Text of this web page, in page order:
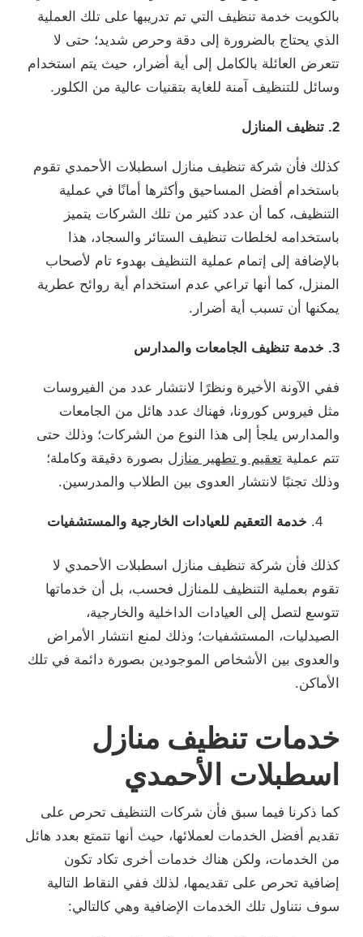
بالكويت خدمة تنظيف التي تم تدريبها على تلك العملية
الذي يحتاج بالضرورة إلى دقة وحرص شديد؛ حتى لا
تتعرض العائلة بالكامل إلى أية أضرار، حيث يتم استخدام
وسائل للتنظيف آمنة للغاية بتقنيات عالية من الكلور.
2. تنظيف المنازل
كذلك فأن شركة تنظيف منازل اسطبلات الأحمدي تقوم
باستخدام أفضل المساحيق وأكثرها أمانًا في عملية
التنظيف، كما أن عدد كثير من تلك الشركات يتميز
باستخدامه لخلطات تنظيف الستائر والسجاد، هذا
بالإضافة إلى إتمام عملية التنظيف بهدوء تام لأصحاب
المنزل، كما أنها تراعي عدم استخدام أية روائح عطرية
يمكنها أن تسبب أية أضرار.
3. خدمة تنظيف الجامعات والمدارس
ففي الآونة الأخيرة ونظرًا لانتشار عدد من الفيروسات
مثل فيروس كورونا، فهناك عدد هائل من الجامعات
والمدارس يلجأ إلى هذا النوع من الشركات؛ وذلك حتى
تتم عملية تعقيم و تطهير منازل بصورة دقيقة وكاملة؛
وذلك تجنبًا لانتشار العدوى بين الطلاب والمدرسين.
خدمة التعقيم للعيادات الخارجية والمستشفيات
كذلك فأن شركة تنظيف منازل اسطبلات الأحمدي لا
تقوم بعملية التنظيف للمنازل فحسب، بل أن خدماتها
تتوسع لتصل إلى العيادات الداخلية والخارجية،
الصيدليات، المستشفيات؛ وذلك لمنع انتشار الأمراض
والعدوى بين الأشخاص الموجودين بصورة دائمة في تلك
الأماكن.
خدمات تنظيف منازل
اسطبلات الأحمدي
كما ذكرنا فيما سبق فأن شركات التنظيف تحرص على
تقديم أفضل الخدمات لعملائها، حيث أنها تتمتع بعدد هائل
من الخدمات، ولكن هناك خدمات أخرى تكاد تكون
إضافية تحرص على تقديمها، لذلك ففي النقاط التالية
سوف نتناول تلك الخدمات الإضافية وهي كالتالي: